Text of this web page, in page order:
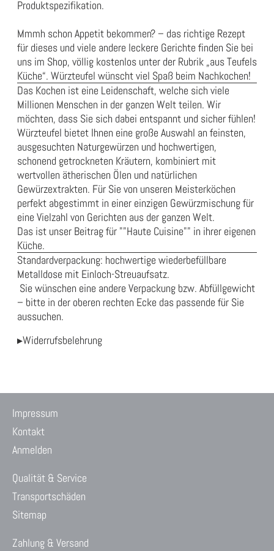
Produktspezifikation.
Mmmh schon Appetit bekommen? – das richtige Rezept
für dieses und viele andere leckere Gerichte finden Sie bei
uns im Shop, völlig kostenlos unter der Rubrik „aus Teufels
Küche“. Würzteufel wünscht viel Spaß beim Nachkochen!
Das Kochen ist eine Leidenschaft, welche sich viele
Millionen Menschen in der ganzen Welt teilen. Wir
möchten, dass Sie sich dabei entspannt und sicher fühlen!
Würzteufel bietet Ihnen eine große Auswahl an feinsten,
ausgesuchten Naturgewürzen und hochwertigen,
schonend getrockneten Kräutern, kombiniert mit
wertvollen ätherischen Ölen und natürlichen
Gewürzextrakten. Für Sie von unseren Meisterköchen
perfekt abgestimmt in einer einzigen Gewürzmischung für
eine Vielzahl von Gerichten aus der ganzen Welt.
Das ist unser Beitrag für ""Haute Cuisine"" in ihrer eigenen
Küche.
Standardverpackung: hochwertige wiederbefüllbare
Metalldose mit Einloch-Streuaufsatz.
Sie wünschen eine andere Verpackung bzw. Abfüllgewicht
– bitte in der oberen rechten Ecke das passende für Sie
aussuchen.
▸Widerrufsbelehrung
Impressum
Kontakt
Anmelden
Qualität & Service
Transportschäden
Sitemap
Zahlung & Versand